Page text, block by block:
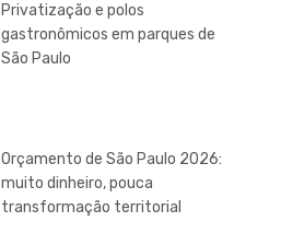
Privatização e polos
gastronômicos em parques de
São Paulo
Orçamento de São Paulo 2026:
muito dinheiro, pouca
transformação territorial